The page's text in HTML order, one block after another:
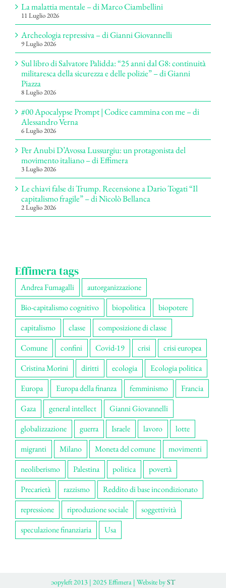
La malattia mentale – di Marco Ciambellini
11 Luglio 2026
Archeologia repressiva – di Gianni Giovannelli
9 Luglio 2026
Sul libro di Salvatore Palidda: “25 anni dal G8: continuità
militaresca della sicurezza e delle polizie” – di Gianni
Piazza
8 Luglio 2026
#00 Apocalypse Prompt | Codice cammina con me – di
Alessandro Verna
6 Luglio 2026
Per Anubi D’Avossa Lussurgiu: un protagonista del
movimento italiano – di Effimera
3 Luglio 2026
Le chiavi false di Trump. Recensione a Dario Togati “Il
capitalismo fragile” – di Nicolò Bellanca
2 Luglio 2026
Effimera tags
Andrea Fumagalli
autorganizzazione
Bio-capitalismo cognitivo
biopolitica
biopotere
capitalismo
classe
composizione di classe
Comune
confini Covid-19 crisi
crisi europea
Cristina Morini
diritti ecologia
Ecologia politica
Europa
Europa della finanza femminismo
Francia
Gaza
general intellect
Gianni Giovannelli
globalizzazione
guerra Israele lavoro
lotte
migranti
Milano Moneta del comune
movimenti
neoliberismo
Palestina politica
povertà
Precarietà
razzismo
Reddito di base incondizionato
repressione
riproduzione sociale
soggettività
speculazione finanziaria
Usa
ɔopyleft 2013 | 2025 Effimera | Website byST